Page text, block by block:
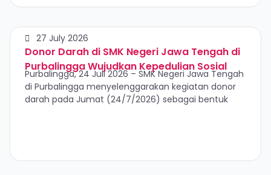
27 July 2026
Donor Darah di SMK Negeri Jawa Tengah di
Purbalingga Wujudkan Kepedulian Sosial
Purbalingga, 24 Juli 2026 – SMK Negeri Jawa Tengah
di Purbalingga menyelenggarakan kegiatan donor
darah pada Jumat (24/7/2026) sebagai bentuk